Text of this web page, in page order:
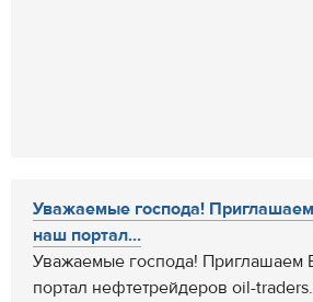
Уважаемые господа!
наш портал...
Уважаемые господа! Приглашаем
портал нефтетрейдеров oil-